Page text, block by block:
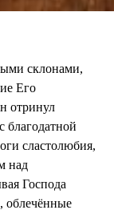
склонами,
Его
отринул
благодатной
сластолюбия,
над
Господа
облечённые